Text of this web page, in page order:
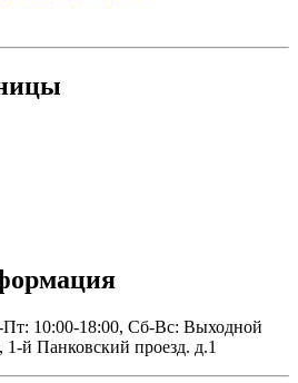
10:00-18:00, Сб-Вс: Выходной
й Панковский проезд. д.1